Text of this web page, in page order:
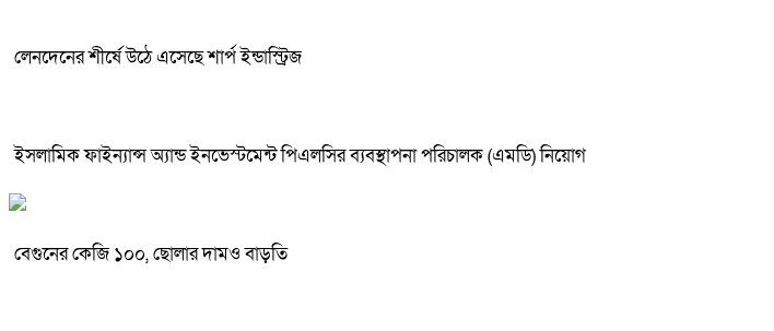
লেনদেনের শীর্ষে উঠে এসেছে শার্প ইন্ডাস্ট্রিজ
ইসলামিক ফাইন্যান্স অ্যান্ড ইনভেস্টমেন্ট পিএলসির ব্যবস্থাপনা পরিচালক (এমডি) নিয়োগ
বেগুনের কেজি ১০০, ছোলার দামও বাড়তি